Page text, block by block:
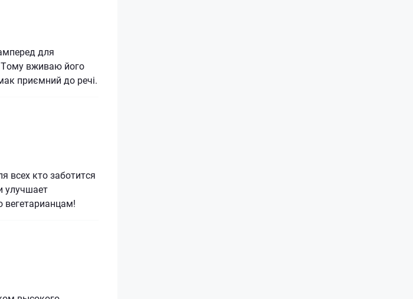
для
вживаю його
приємний до речі.
всех кто заботится
улучшает
вегетарианцам!